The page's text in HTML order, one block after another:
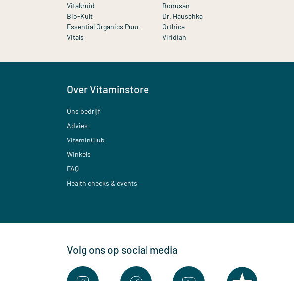
Vitakruid
Bonusan
Bio-Kult
Dr. Hauschka
Essential Organics Puur
Orthica
Vitals
Viridian
Over Vitaminstore
Ons bedrijf
Advies
VitaminClub
Winkels
FAQ
Health checks & events
Volg ons op social media